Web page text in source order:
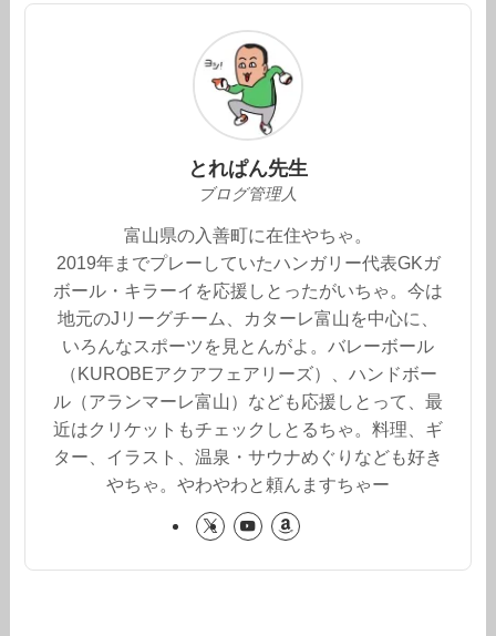
とれぱん先生
ブログ管理人
富山県の入善町に在住やちゃ。
2019年までプレーしていたハンガリー代表GKガ
ボール・キラーイを応援しとったがいちゃ。今は
地元のJリーグチーム、カターレ富山を中心に、
いろんなスポーツを見とんがよ。バレーボール
（KUROBEアクアフェアリーズ）、ハンドボー
ル（アランマーレ富山）なども応援しとって、最
近はクリケットもチェックしとるちゃ。料理、ギ
ター、イラスト、温泉・サウナめぐりなども好き
やちゃ。やわやわと頼んますちゃー